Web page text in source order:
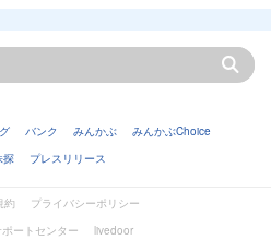
バンク みんかぶ
みんかぶChoice
探 プレスリリース
約
プライバシーポリシー
ートセンター
livedoor